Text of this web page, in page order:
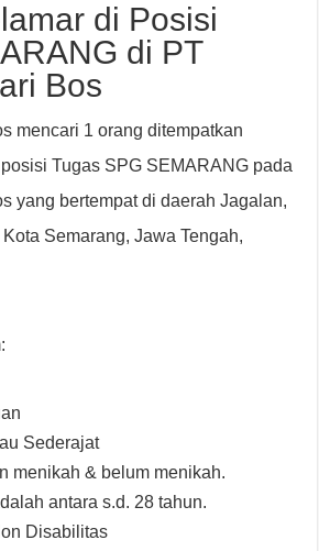
di Posisi
di PT
Bos
mencari 1 orang ditempatkan
Tugas SPG SEMARANG pada
yang bertempat di daerah Jagalan,
Semarang, Jawa Tengah,
Sederajat
menikah & belum menikah.
antara s.d. 28 tahun.
Disabilitas